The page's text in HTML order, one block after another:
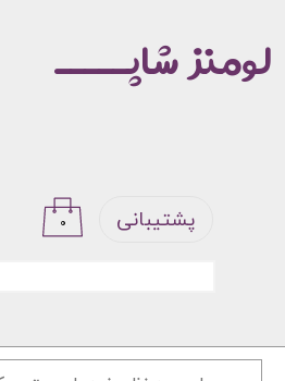
حساب کاربری من
۰ پشتیبانی
لومنز شاپـــــ